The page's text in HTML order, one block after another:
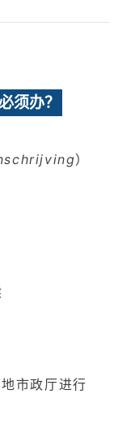
须办？
）
市政厅进行